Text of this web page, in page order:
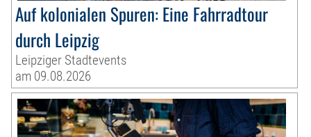
Auf kolonialen Spuren: Eine Fahrradtour
durch Leipzig
Leipziger Stadtevents
am 09.08.2026